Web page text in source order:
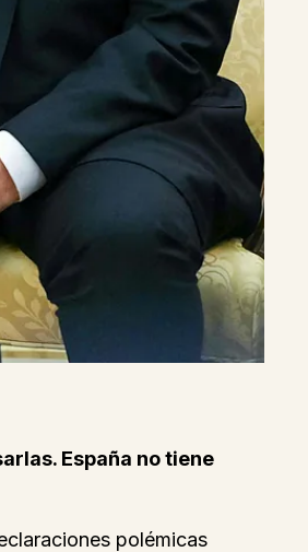
España no tiene
polémicas